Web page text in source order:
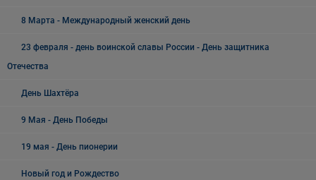
8 Марта - Международный женский день
23 февраля - день воинской славы России - День защитника
Отечества
День Шахтёра
9 Мая - День Победы
19 мая - День пионерии
Новый год и Рождество